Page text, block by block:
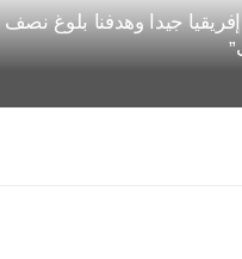
جيدا وهدفنا بلوغ نصف